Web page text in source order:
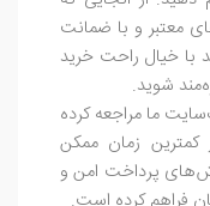
معتبر و با ضمانت
با خیال راحت خرید
شوید.
ما مراجعه کرده
زمان ممکن
پرداخت امن و